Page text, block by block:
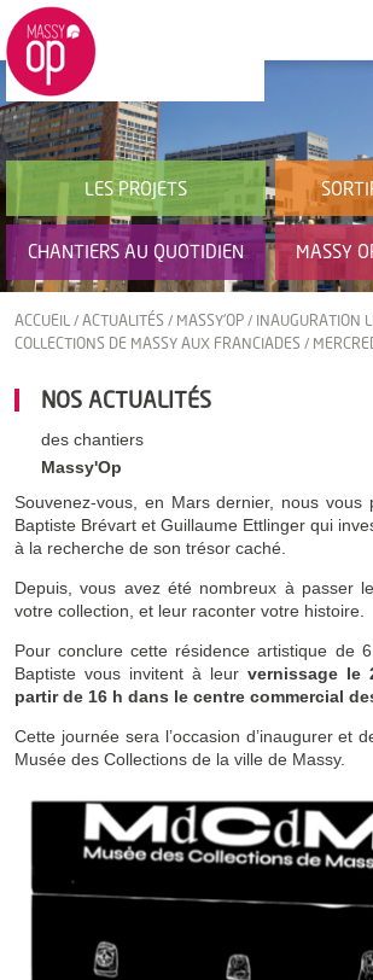
LES PROJETS
CHANTIERS AU QUOTIDIEN MASSY
ACCUEIL / ACTUALITÉS / MASSY'OP / INAUGURATION
COLLECTIONS DE MASSY AUX FRANCIADES /
NOS ACTUALITÉS
des chantiers
Massy'Op
Souvenez-vous, en Mars dernier, nous vous
Baptiste Brévart et Guillaume Ettlinger qui
à la recherche de son trésor caché.
Depuis, vous avez été nombreux à passer
votre collection, et leur raconter votre histoire.
Pour conclure cette résidence artistique de
Baptiste vous invitent à leur vernissage le
partir de 16 h dans le centre commercial
Cette journée sera l’occasion d’inaugurer et
Musée des Collections de la ville de Massy.